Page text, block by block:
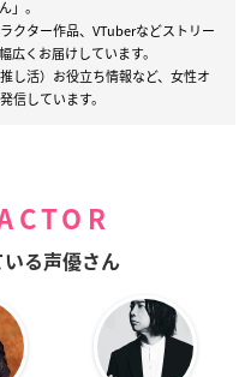
」。
クター作品、VTuberなどストリー
広くお届けしています。
し活）お役立ち情報など、女性オ
信しています。
る声優さん